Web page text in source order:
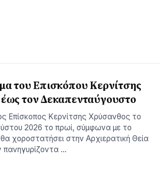
του Επισκόπου Κερνίτσης
τον Δεκαπενταύγουστο
Επίσκοπος Κερνίτσης Χρύσανθος το
2026 το πρωί, σύμφωνα με το
χοροστατήσει στην Αρχιερατική Θεία
πανηγυρίζοντα …